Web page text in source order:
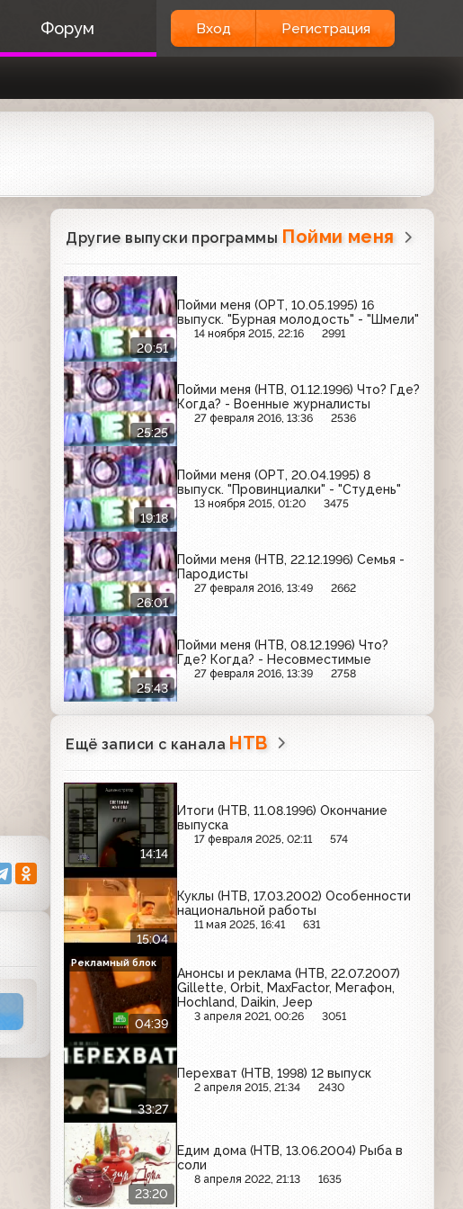
Форум Вход Регистрация
Другие выпуски программы Пойми меня
20:51
Пойми меня (ОРТ, 10.05.1995) 16
выпуск. "Бурная молодость" - "Шмели"
14 ноября 2015, 22:16 2991
25:25
Пойми меня (НТВ, 01.12.1996) Что? Где?
Когда? - Военные журналисты
27 февраля 2016, 13:36 2536
19:18
Пойми меня (ОРТ, 20.04.1995) 8
выпуск. "Провинциалки" - "Студень"
13 ноября 2015, 01:20 3475
26:01
Пойми меня (НТВ, 22.12.1996) Семья -
Пародисты
27 февраля 2016, 13:49 2662
25:43
Пойми меня (НТВ, 08.12.1996) Что?
Где? Когда? - Несовместимые
27 февраля 2016, 13:39 2758
Ещё записи с канала НТВ
14:14
Итоги (НТВ, 11.08.1996) Окончание
выпуска
17 февраля 2025, 02:11 574
15:04
Куклы (НТВ, 17.03.2002) Особенности
национальной работы
11 мая 2025, 16:41 631
04:39
Анонсы и реклама (НТВ, 22.07.2007)
Gillette, Orbit, MaxFactor, Мегафон,
Hochland, Daikin, Jeep
3 апреля 2021, 00:26 3051
Рекламный блок
33:27
Перехват (НТВ, 1998) 12 выпуск
2 апреля 2015, 21:34 2430
23:20
Едим дома (НТВ, 13.06.2004) Рыба в
соли
8 апреля 2022, 21:13 1635